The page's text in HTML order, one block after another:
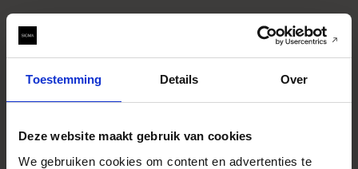
Toestemming Details Over
Deze website maakt gebruik van cookies
We gebruiken cookies om content en advertenties te